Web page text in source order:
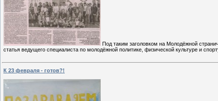
Под таким заголовком на Молодёжной
статья ведущего специалиста по молодёжной политике, физической культуре и
К 23 февраля - готов?!